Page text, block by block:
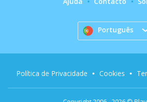
Português
Política de Privacidade Cookies